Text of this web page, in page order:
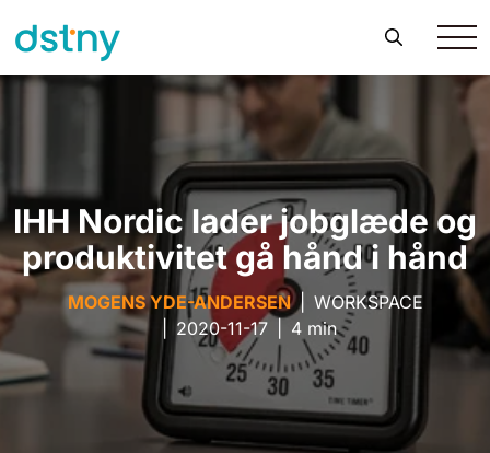
IHH Nordic lader jobglæde og
produktivitet gå hånd i hånd
MOGENS YDE-ANDERSEN | WORKSPACE
| 2020-11-17 4 min